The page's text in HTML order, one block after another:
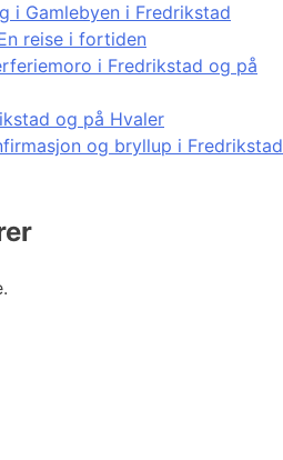
i Gamlebyen i Fredrikstad
reise i fortiden
i Fredrikstad og på
og på Hvaler
og bryllup i Fredrikstad